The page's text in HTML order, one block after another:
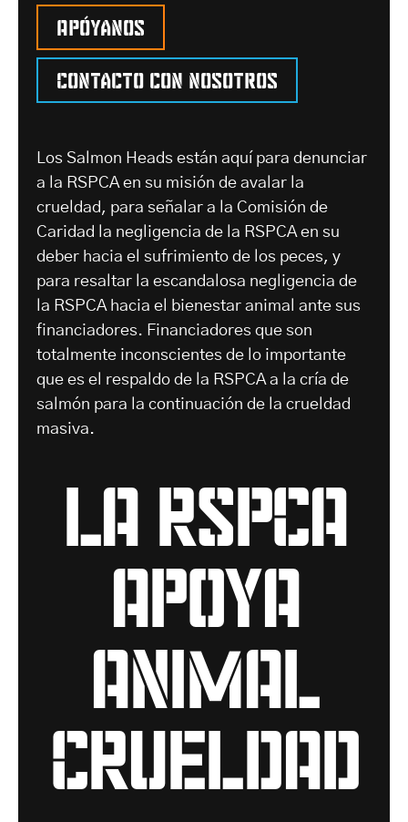
Apóyanos
Contacto con nosotros
Los Salmon Heads están aquí para denunciar
a la RSPCA en su misión de avalar la
crueldad, para señalar a la Comisión de
Caridad la negligencia de la RSPCA en su
deber hacia el sufrimiento de los peces, y
para resaltar la escandalosa negligencia de
la RSPCA hacia el bienestar animal ante sus
financiadores. Financiadores que son
totalmente inconscientes de lo importante
que es el respaldo de la RSPCA a la cría de
salmón para la continuación de la crueldad
masiva.
LA RSPCA
APOYA
ANIMAL
CRUELDAD